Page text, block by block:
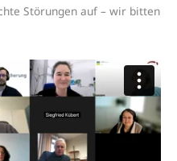
Störungen auf – wir bitten